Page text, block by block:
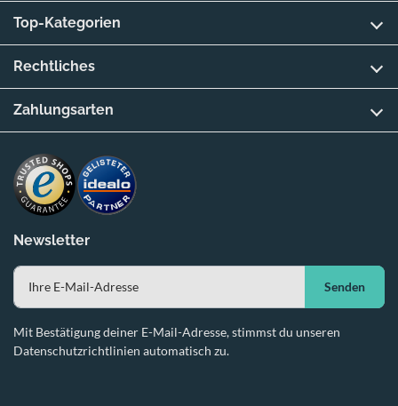
Newsletter
Senden
Mit Bestätigung deiner E-Mail-Adresse, stimmst du unseren
Datenschutzrichtlinien automatisch zu.
Top-Kategorien
Rechtliches
Zahlungsarten